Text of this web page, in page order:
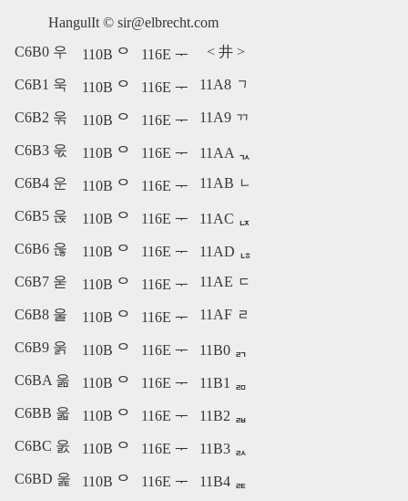
HangulIt © sir@elbrecht.com
C6B0 우
110B ᄋ 116E ᅮ < 井 >
C6B1 욱 110B ᄋ 116E ᅮ 11A8 ᆨ
C6B2 욲 110B ᄋ 116E ᅮ 11A9 ᆩ
C6B3 욳 110B ᄋ 116E ᅮ
11AA ᆪ
C6B4 운
110B ᄋ 116E ᅮ 11AB ᆫ
C6B5 욵 110B ᄋ 116E ᅮ
11AC ᆬ
C6B6 욶
110B ᄋ 116E ᅮ
11AD ᆭ
C6B7 욷
110B ᄋ 116E ᅮ 11AE ᆮ
C6B8 울 110B ᄋ 116E ᅮ 11AF ᆯ
C6B9 욹 110B ᄋ 116E ᅮ
11B0 ᆰ
C6BA 욺
110B ᄋ 116E ᅮ
11B1 ᆱ
C6BB 욻
110B ᄋ 116E ᅮ
11B2 ᆲ
C6BC 욼
110B ᄋ 116E ᅮ
11B3 ᆳ
C6BD 욽
110B ᄋ 116E ᅮ
11B4 ᆴ